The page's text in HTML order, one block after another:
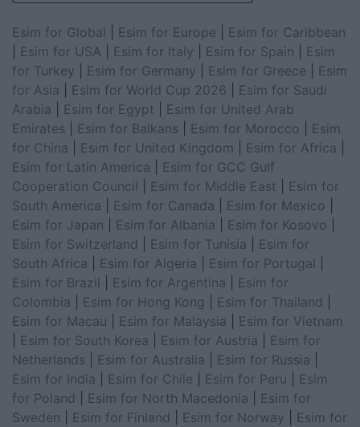
Esim for Global Esim for Europe
Esim for Caribbean
Esim for USA Esim for Italy Esim for Spain
Esim
for Turkey
Esim for Germany Esim for Greece
Esim
for Asia
Esim for World Cup 2026
Esim for Saudi
Arabia
Esim for Egypt
Esim for United Arab
Emirates
Esim for Balkans Esim for Morocco
Esim
for China
Esim for United Kingdom Esim for Africa
Esim for Latin America
Esim for GCC Gulf
Cooperation Council
Esim for Middle East
Esim for
South America
Esim for Canada Esim for Mexico
Esim for Japan
Esim for Albania Esim for Kosovo
Esim for Switzerland
Esim for Tunisia
Esim for
South Africa
Esim for Algeria Esim for Portugal
Esim for Brazil
Esim for Argentina
Esim for
Colombia
Esim for Hong Kong Esim for Thailand
Esim for Macau
Esim for Malaysia
Esim for Vietnam
Esim for South Korea Esim for Austria
Esim for
Netherlands
Esim for Australia Esim for Russia
Esim for India
Esim for Chile Esim for Peru
Esim
for Poland
Esim for North Macedonia
Esim for
Sweden
Esim for Finland Esim for Norway
Esim for